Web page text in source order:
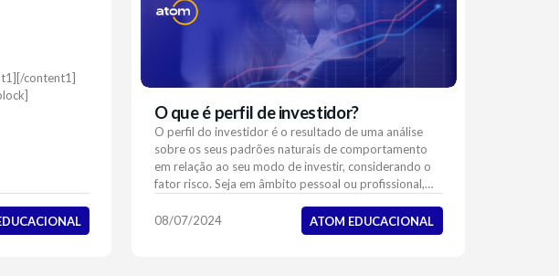
content1]
O que é perfil de investidor?
O perfil do investidor é o resultado de uma análise
sobre os seus padrões naturais de comportamento
em relação ao seu modo de investir, considerando o
fator risco. Seja em âmbito pessoal ou profissional,
08/07/2024
ATOM EDUCACIONAL